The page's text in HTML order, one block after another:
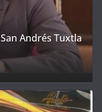
Andrés Tuxtla